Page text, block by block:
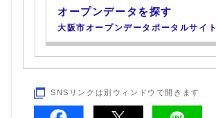
オープンデータを探す
大阪市オープンデータポータルサイト
SNSリンクは別ウィンドウで開きます